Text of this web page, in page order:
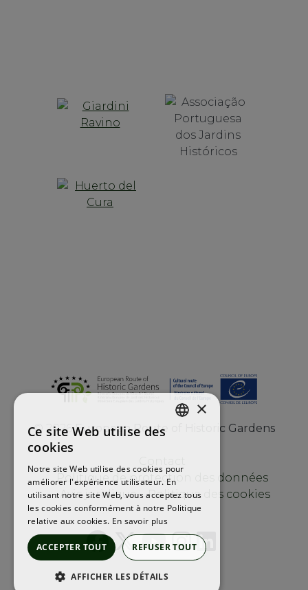
© 2026 European Route of Historic Gardens
Politique de protection des données
Avis juridique
Politique des cookies
×
Ce site Web utilise des
cookies
Notre site Web utilise des cookies pour
améliorer l'expérience utilisateur. En
utilisant notre site Web, vous acceptez tous
les cookies conformément à notre Politique
relative aux cookies. En savoir plus
ACCEPTER TOUT REFUSER TOUT
AFFICHER LES DÉTAILS